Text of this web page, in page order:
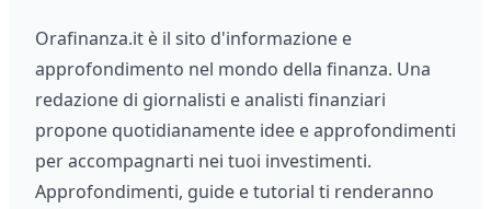
Orafinanza.it è il sito d'informazione e
approfondimento nel mondo della finanza. Una
redazione di giornalisti e analisti finanziari
propone quotidianamente idee e approfondimenti
per accompagnarti nei tuoi investimenti.
Approfondimenti, guide e tutorial ti renderanno